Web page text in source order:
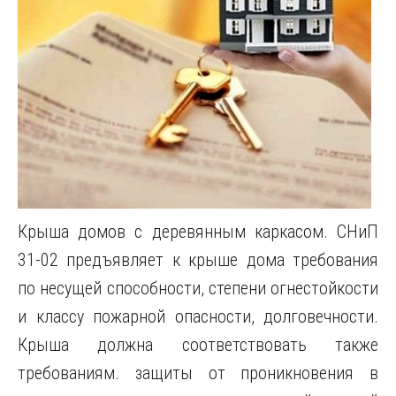
Крыша домов с деревянным каркасом. СНиП
31-02 предъявляет к крыше дома требования
по несущей способности, степени огнестойкости
и классу пожарной опасности, долговечности.
Крыша должна соответствовать также
требованиям. защиты от проникновения в